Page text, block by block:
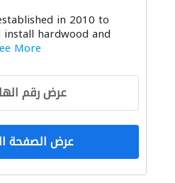
in 2010 to
hardwood and
More
عرض رقم
عرض الصفحة